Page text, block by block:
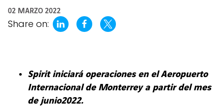
02 MARZO 2022
Share on:
Spirit iniciará operaciones en el Aeropuerto
Internacional de Monterrey a partir del mes
de junio2022.